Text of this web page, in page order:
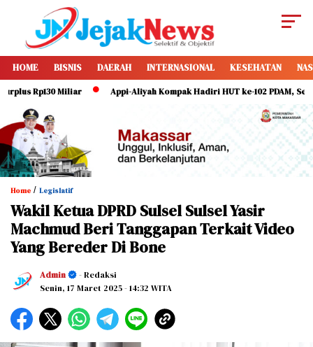
HOME BISNIS DAERAH INTERNASIONAL KESEHATAN
Rp130 Miliar Appi-Aliyah Kompak Hadiri HUT ke-102 PDAM,
Home / Legislatif
Wakil Ketua DPRD Sulsel Sulsel Yasir
Machmud Beri Tanggapan Terkait Video
Yang Bereder Di Bone
Admin
- Redaksi
Senin, 17 Maret 2025- 14:32 WITA